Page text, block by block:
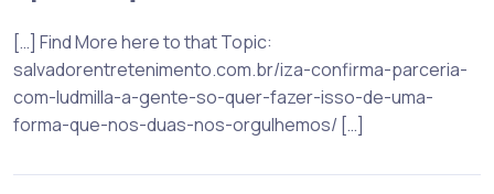
[…] Find More here to that Topic:
salvadorentretenimento.com.br/iza-confirma-parceria-
com-ludmilla-a-gente-so-quer-fazer-isso-de-uma-
forma-que-nos-duas-nos-orgulhemos/ […]